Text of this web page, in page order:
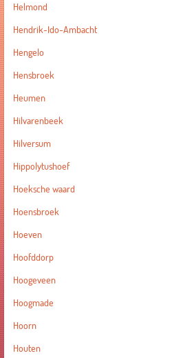
Helmond
Hendrik-Ido-Ambacht
Hengelo
Hensbroek
Heumen
Hilvarenbeek
Hilversum
Hippolytushoef
Hoeksche waard
Hoensbroek
Hoeven
Hoofddorp
Hoogeveen
Hoogmade
Hoorn
Houten